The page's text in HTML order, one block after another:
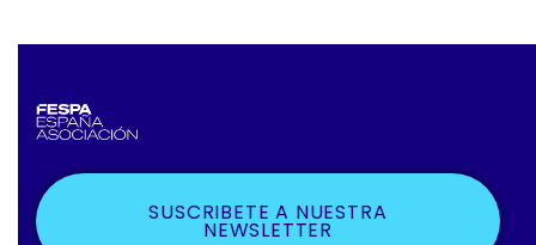
SUSCRIBETE A NUESTRA
NEWSLETTER